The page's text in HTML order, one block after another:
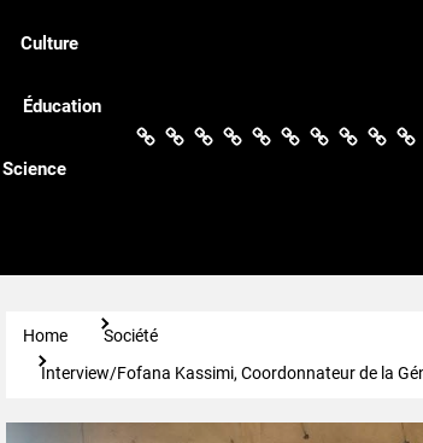
Culture
Éducation
Science
Actualités
Politique
Économie
CultureSociété
SportSantéCinéma
Home
Société
Interview/Fofana Kassimi, Coordonnateur de la